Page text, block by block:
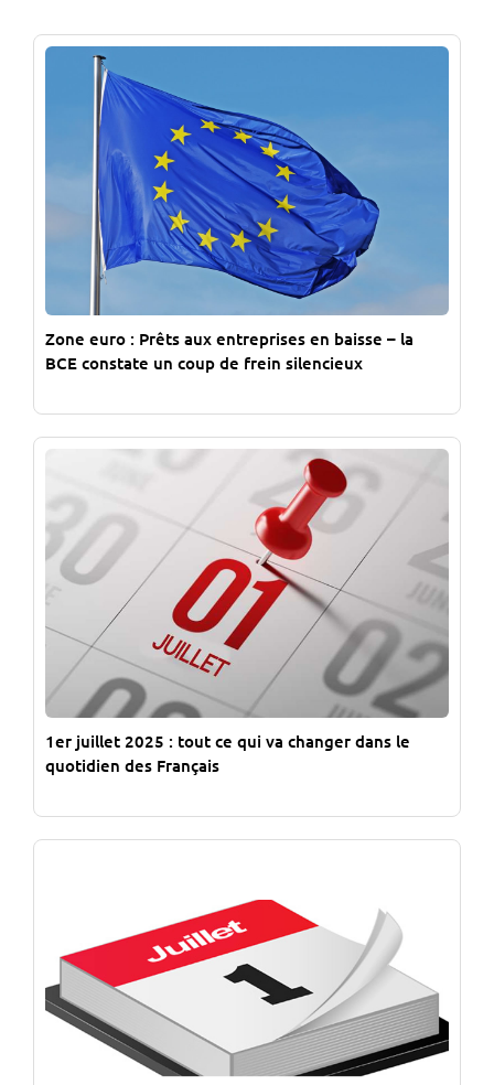
Zone euro : Prêts aux entreprises en baisse – la
BCE constate un coup de frein silencieux
1er juillet 2025 : tout ce qui va changer dans le
quotidien des Français